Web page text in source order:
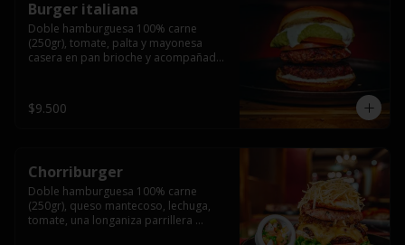
Burger italiana
Doble hamburguesa 100% carne
(250gr), tomate, palta y mayonesa
casera en pan brioche y acompañado
$9.500
Chorriburger
Doble hamburguesa 100% carne
(250gr), queso mantecoso, lechuga,
tomate, una longaniza parrillera